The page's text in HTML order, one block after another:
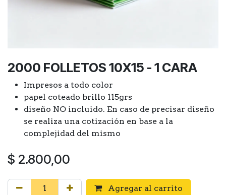
2000 FOLLETOS 10X15 - 1 CARA
Impresos a todo color
papel coteado brillo 115grs
diseño NO incluido. En caso de precisar diseño
se realiza una cotización en base a la
complejidad del mismo
$ 2.800,00
Agregar al carrito